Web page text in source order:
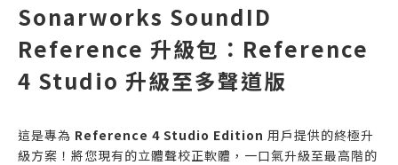
Sonarworks SoundID
Reference 升級包：Reference
4 Studio 升級至多聲道版
這是專為 Reference 4 Studio Edition 用戶提供的終極升
級方案！將您現有的立體聲校正軟體，一口氣升級至最高階的